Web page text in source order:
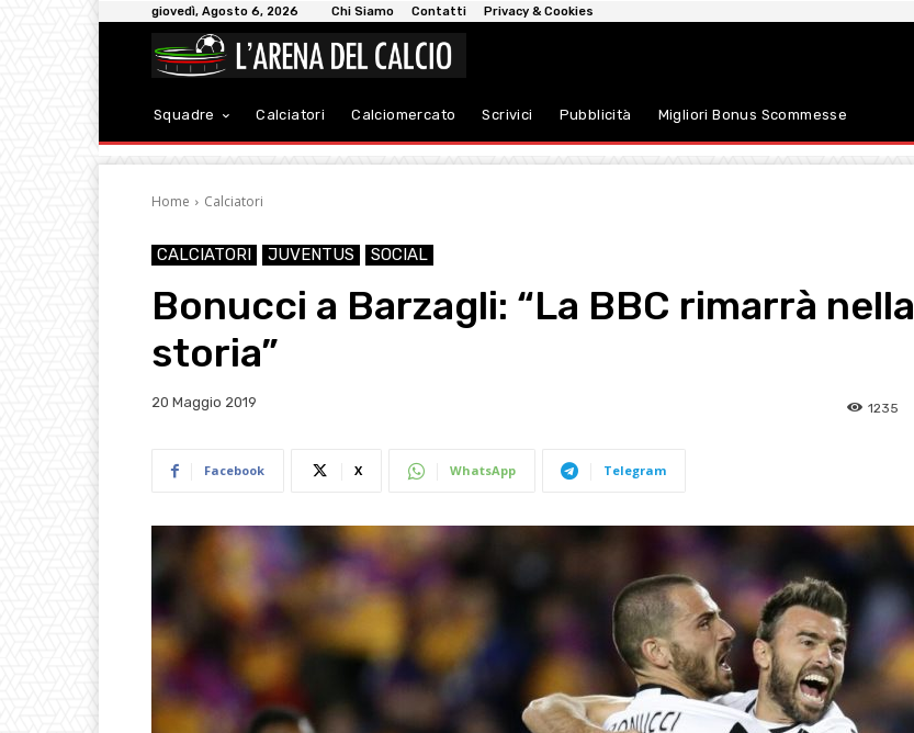
giovedì, Agosto 6, 2026 Chi Siamo Contatti Privacy & Cookies
Squadre Calciatori Calciomercato Scrivici Pubblicità Migliori Bonus Scommesse
Home Calciatori
CALCIATORI JUVENTUS SOCIAL
Bonucci a Barzagli: “La BBC rimarrà nella
storia”
20 Maggio 2019 1235
Facebook X WhatsApp Telegram